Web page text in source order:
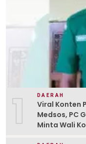
1 DAERAH
Viral Konten
Medsos, PC
Minta Wali